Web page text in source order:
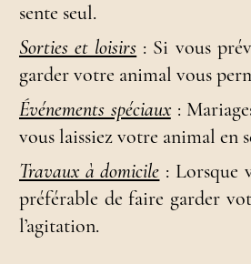
sente seul.
Sorties et loisirs : Si vous
garder votre animal vous
Événements spéciaux:
vous laissiez votre animal en
Travaux à domicile : Lorsque
préférable de faire garder
l’agitation.